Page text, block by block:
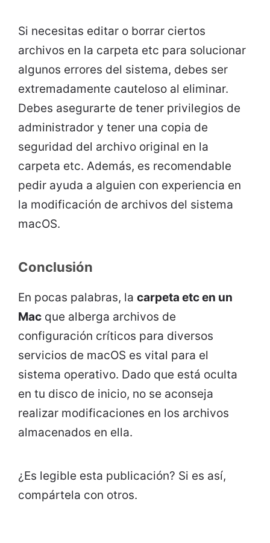
Si necesitas editar o borrar ciertos
archivos en la carpeta etc para solucionar
algunos errores del sistema, debes ser
extremadamente cauteloso al eliminar.
Debes asegurarte de tener privilegios de
administrador y tener una copia de
seguridad del archivo original en la
carpeta etc. Además, es recomendable
pedir ayuda a alguien con experiencia en
la modificación de archivos del sistema
macOS.
Conclusión
En pocas palabras, la carpeta etc en un
Mac que alberga archivos de
configuración críticos para diversos
servicios de macOS es vital para el
sistema operativo. Dado que está oculta
en tu disco de inicio, no se aconseja
realizar modificaciones en los archivos
almacenados en ella.
¿Es legible esta publicación? Si es así,
compártela con otros.